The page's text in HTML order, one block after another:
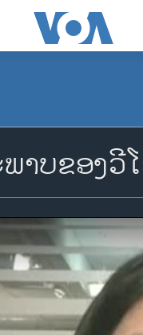
າບຂອງວີ